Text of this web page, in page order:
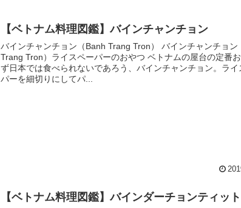
【ベトナム料理図鑑】バインチャンチョン
バインチャンチョン（Banh Trang Tron） バインチャンチョン
Trang Tron）ライスペーパーのおやつ ベトナムの屋台の定番
ず日本では食べられないであろう、バインチャンチョン。ライ
パーを細切りにしてパ...
【ベトナム料理図鑑】バインダーチョンティッ